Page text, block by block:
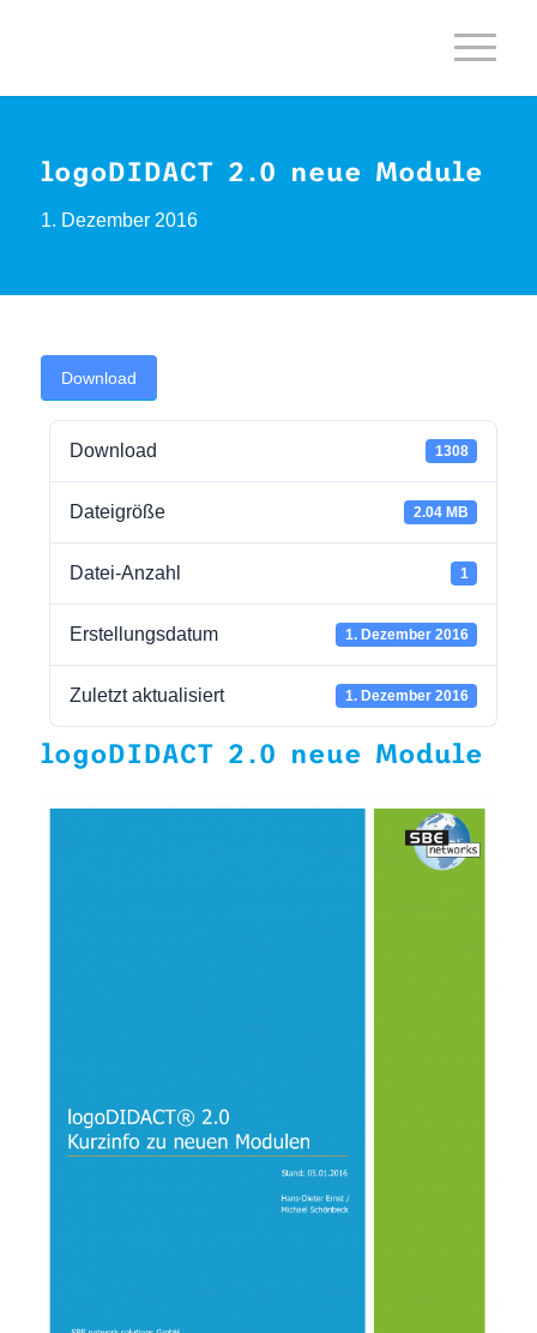
logoDIDACT 2.0 neue Module
1. Dezember 2016
Download
Download 1308
Dateigröße 2.04 MB
Datei-Anzahl 1
Erstellungsdatum 1. Dezember 2016
Zuletzt aktualisiert 1. Dezember 2016
logoDIDACT 2.0 neue Module